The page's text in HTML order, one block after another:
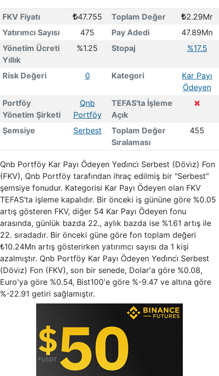
FKV Fiyatı 47.755 Toplam Değer
2.29Mr
Yatırımcı Sayısı
475 Pay Adedi
47.89Mn
Yönetim Ücreti
Yıllık
%1.25 Stopaj %17.5
Risk Değeri 0 Kategori
Kar Payı
Ödeyen
Portföy
Yönetim Şirketi
Qnb
Portföy
TEFAS'ta İşleme
Açık
Şemsiye
Serbest
Toplam Değer
Sıralaması
455
Qnb Portföy Kar Payı Ödeyen Yedi̇nci̇ Serbest (Dövi̇z) Fon
(FKV), Qnb Portföy tarafından ihraç edilmiş bir "Serbest"
şemsiye fonudur. Kategorisi Kar Payı Ödeyen olan FKV
TEFAS’ta işleme kapalıdır. Bir önceki iş gününe göre %0.05
artış gösteren FKV, diğer 54 Kar Payı Ödeyen fonu
arasında, günlük bazda 22., aylık bazda ise %1.61 artış ile
22. sıradadır. Bir önceki güne göre fon toplam değeri
₺10.24Mn artış gösterirken yatırımcı sayısı da 1 kişi
azalmıştır. Qnb Portföy Kar Payı Ödeyen Yedi̇nci̇ Serbest
(Dövi̇z) Fon (FKV), son bir senede, Dolar'a göre %0.08,
Euro'ya göre %0.54, Bist100'e göre %-9.47 ve altına göre
%-22.91 getiri sağlamıştır.